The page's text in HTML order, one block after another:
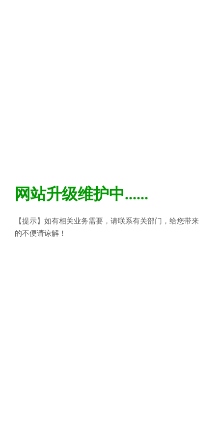
网站升级维护中......
【提示】如有相关业务需要，请联系有关部门，给您带来
的不便请谅解！